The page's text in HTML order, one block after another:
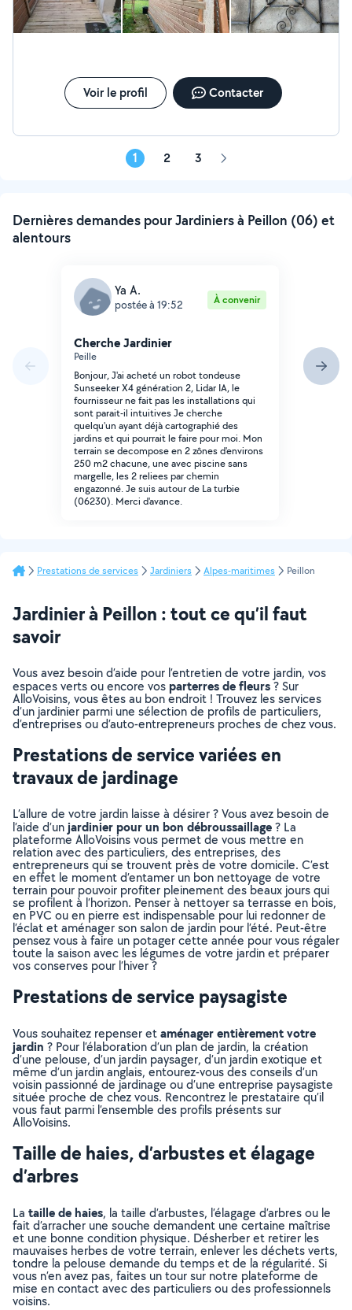
Voir le profil Contacter
1 2 3 Page
Dernières demandes pour Jardiniers à Peillon (06) et
alentours
Ya A.
postée à 19:52 À convenir
Cherche Jardinier
Peille
Bonjour, J'ai acheté un robot tondeuse
Sunseeker X4 génération 2, Lidar IA, le
fournisseur ne fait pas les installations qui
sont parait-il intuitives Je cherche
quelqu'un ayant déjà cartographié des
jardins et qui pourrait le faire pour moi. Mon
terrain se decompose en 2 zônes d'environs
250 m2 chacune, une avec piscine sans
margelle, les 2 reliees par chemin
engazonné. Je suis autour de La turbie
(06230). Merci d'avance.
Prestations de services Jardiniers Alpes-maritimes Peillon
Jardinier à Peillon : tout ce qu’il faut
savoir
Vous avez besoin d’aide pour l’entretien de votre jardin, vos
espaces verts ou encore vosparterres de fleurs? Sur
AlloVoisins, vous êtes au bon endroit ! Trouvez les services
d’un jardinier parmi une sélection de profils de particuliers,
d’entreprises ou d’auto-entrepreneurs proches de chez vous.
Prestations de service variées en
travaux de jardinage
L’allure de votre jardin laisse à désirer ? Vous avez besoin de
l’aide d’unjardinier pour un bon débroussaillage? La
plateforme AlloVoisins vous permet de vous mettre en
relation avec des particuliers, des entreprises, des
entrepreneurs qui se trouvent près de votre domicile. C’est
en effet le moment d’entamer un bon nettoyage de votre
terrain pour pouvoir profiter pleinement des beaux jours qui
se profilent à l’horizon. Penser à nettoyer sa terrasse en bois,
en PVC ou en pierre est indispensable pour lui redonner de
l’éclat et aménager son salon de jardin pour l’été. Peut-être
pensez vous à faire un potager cette année pour vous régaler
toute la saison avec les légumes de votre jardin et préparer
vos conserves pour l’hiver ?
Prestations de service paysagiste
Vous souhaitez repenser etaménager entièrement votre
jardin ? Pour l’élaboration d’un plan de jardin, la création
d’une pelouse, d’un jardin paysager, d’un jardin exotique et
même d’un jardin anglais, entourez-vous des conseils d’un
voisin passionné de jardinage ou d’une entreprise paysagiste
située proche de chez vous. Rencontrez le prestataire qu’il
vous faut parmi l’ensemble des profils présents sur
AlloVoisins.
Taille de haies, d’arbustes et élagage
d’arbres
La taille de haies, la taille d’arbustes, l’élagage d’arbres ou le
fait d’arracher une souche demandent une certaine maîtrise
et une bonne condition physique. Désherber et retirer les
mauvaises herbes de votre terrain, enlever les déchets verts,
tondre la pelouse demande du temps et de la régularité. Si
vous n’en avez pas, faites un tour sur notre plateforme de
mise en contact avec des particuliers ou des professionnels
voisins.